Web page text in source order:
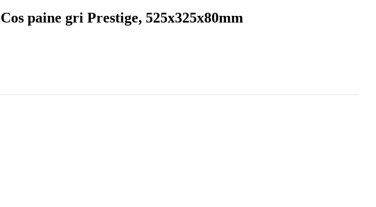
Cos paine gri Prestige, 525x325x80mm